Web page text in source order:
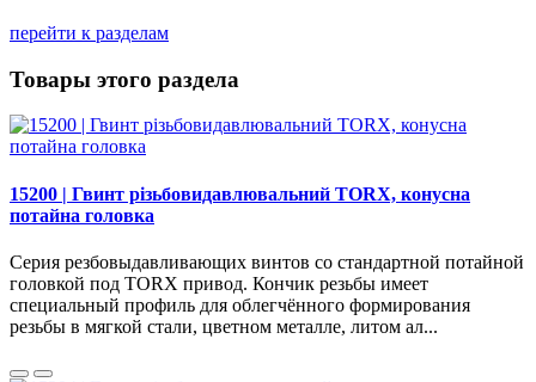
перейти к разделам
Товары этого раздела
15200 | Гвинт різьбовидавлювальний TORX, конусна
потайна головка
Серия резбовыдавливающих винтов со стандартной потайной
головкой под TORX привод. Кончик резьбы имеет
специальный профиль для облегчённого формирования
резьбы в мягкой стали, цветном металле, литом ал...